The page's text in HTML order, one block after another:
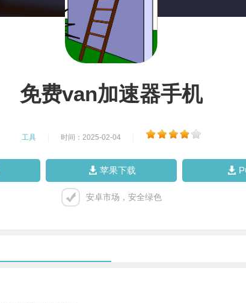
免费van加速器手机
工具 时间：2025-02-04
苹果下载
安卓市场，安全绿色